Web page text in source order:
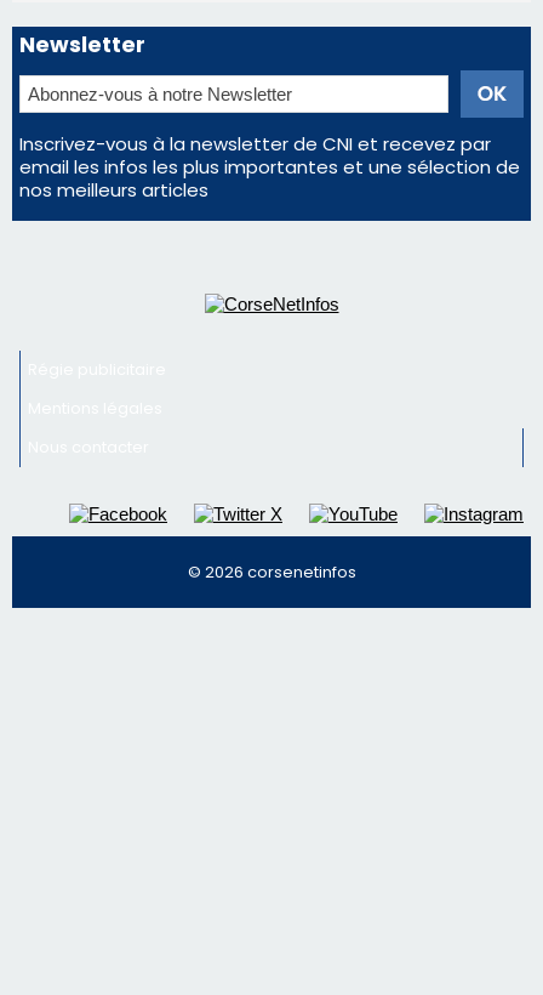
Newsletter
Inscrivez-vous à la newsletter de CNI et recevez par
email les infos les plus importantes et une sélection de
nos meilleurs articles
© 2026 corsenetinfos